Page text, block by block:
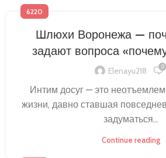
6220
Шлюхи Воронежа —
задают вопроса
Elenayu218 0
Интим досуг — это
жизни, давно ставшая
задуматься...
Continue reading